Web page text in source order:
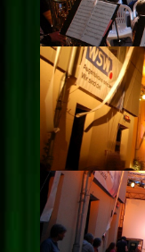
Impressum
Datenschutz